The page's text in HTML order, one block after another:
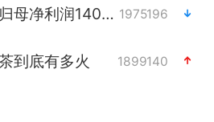
中巨芯：上半年归母净利润1405.77万元 1975196
到底有多火 1899140